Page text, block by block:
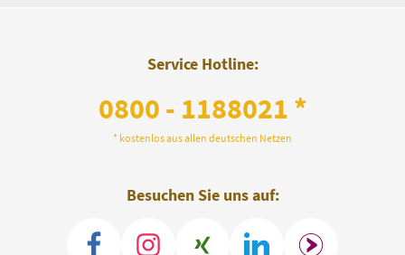
Service Hotline:
0800 - 1188021 *
* kostenlos aus allen deutschen Netzen
Besuchen Sie uns auf: